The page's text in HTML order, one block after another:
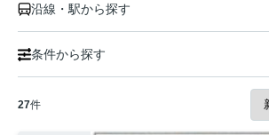
沿線・駅から探す
条件から探す
27件